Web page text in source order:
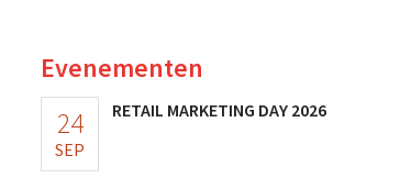
Evenementen
24
SEP
RETAIL MARKETING DAY 2026